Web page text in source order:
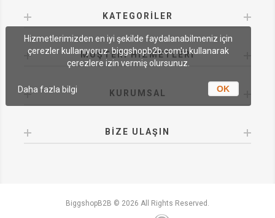
KATEGORILER
MÜŞTERI HIZMETLERI
KURUMSAL
BIZE ULAŞIN
BiggshopB2B © 2026 All Rights Reserved.
Hizmetlerimizden en iyi şekilde faydalanabilmeniz için
çerezler kullanıyoruz. biggshopb2b.com'u kullanarak
çerezlere izin vermiş olursunuz.
OK
Daha fazla bilgi